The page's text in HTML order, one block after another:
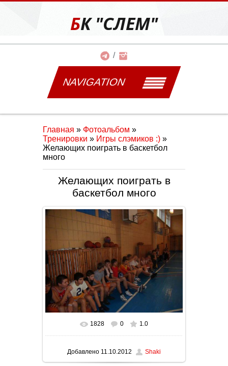
БК "СЛЕМ"
NAVIGATION
Главная » Фотоальбом »
Тренировки » Игры слэмиков :) »
Желающих поиграть в баскетбол
много
Желающих поиграть в
баскетбол много
В реальном размере 1024x768
1828 0 1.0
Добавлено 11.10.2012 Shaki